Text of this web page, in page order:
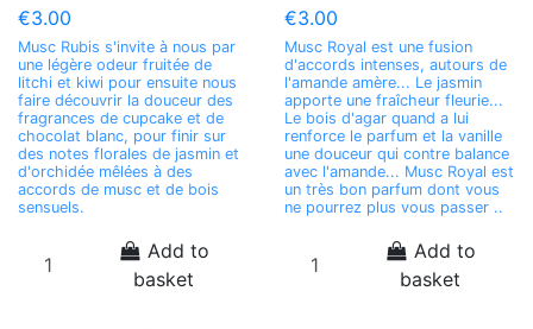
€3.00
Musc Rubis s'invite à nous par
une légère odeur fruitée de
litchi et kiwi pour ensuite nous
faire découvrir la douceur des
fragrances de cupcake et de
chocolat blanc, pour finir sur
des notes florales de jasmin et
d'orchidée mêlées à des
accords de musc et de bois
sensuels.
Add to
basket
€3.00
Musc Royal est une fusion
d'accords intenses, autours de
l'amande amère... Le jasmin
apporte une fraîcheur fleurie...
Le bois d'agar quand a lui
renforce le parfum et la vanille
une douceur qui contre balance
avec l'amande... Musc Royal est
un très bon parfum dont vous
ne pourrez plus vous passer ..
Add to
basket